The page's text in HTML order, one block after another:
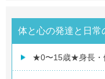
体と心の発達と日常
★0〜15歳★身長・